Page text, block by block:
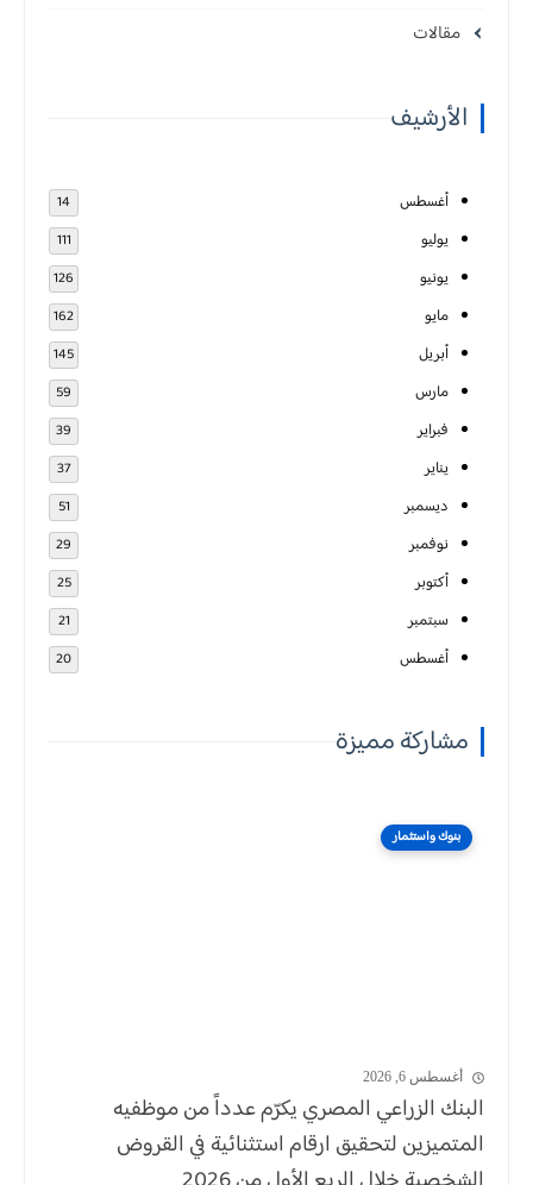
مقالات
الأرشيف
أغسطس 14
يوليو 111
يونيو 126
مايو 162
أبريل 145
مارس 59
فبراير 39
يناير 37
ديسمبر 51
نوفمبر 29
أكتوبر 25
سبتمبر 21
أغسطس 20
مشاركة مميزة
بنوك واستثمار
أغسطس 6, 2026
البنك الزراعي المصري يكرّم عدداً من موظفيه
المتميزين لتحقيق ارقام استثنائية في القروض